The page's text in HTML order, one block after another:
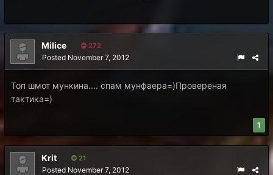
Milice 272
Posted November 7, 2012
Топ шмот мункина.... спам мунфаера=)Провереная
тактика=)
1
Krit 21
Posted November 7, 2012